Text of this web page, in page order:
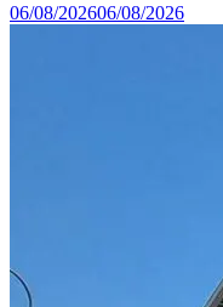
06/08/202606/08/2026